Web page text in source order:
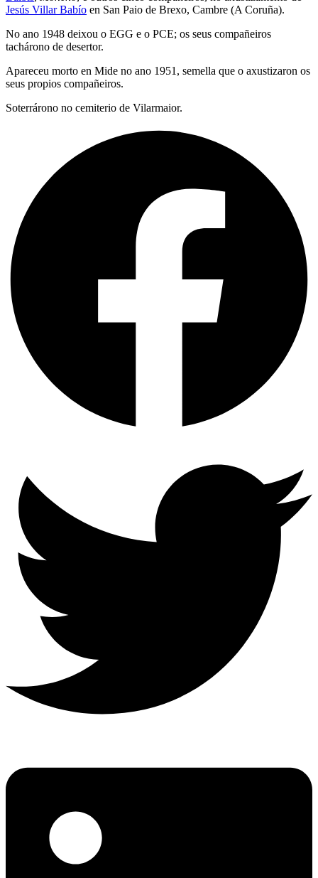
Jesús Villar Babío en San Paio de Brexo, Cambre (A Coruña).
No ano 1948 deixou o EGG e o PCE; os seus compañeiros
tachárono de desertor.
Apareceu morto en Mide no ano 1951, semella que o axustizaron os
seus propios compañeiros.
Soterrárono no cemiterio de Vilarmaior.